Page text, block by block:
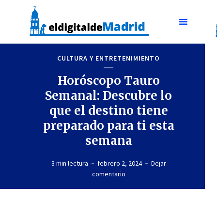
CULTURA Y ENTRETENIMIENTO
Horóscopo Tauro
Semanal: Descubre lo
que el destino tiene
preparado para ti esta
semana
3 min lectura febrero 2, 2024
Dejar
comentario